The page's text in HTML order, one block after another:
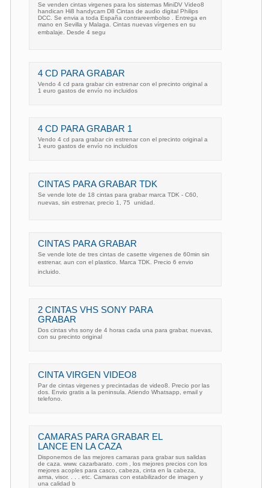
Se venden cintas virgenes para los sistemas MiniDV Video8
handican Hi8 handycam D8 Cintas de audio digital Philips
DCC. Se envia a toda España contrareembolso . Entrega en
mano en Sevilla y Malaga. Cintas nuevas vírgenes en su
embalaje. Desde 4 segu
4 CD PARA GRABAR
Vendo 4 cd para grabar cin estrenar con el precinto original a
1 euro gastos de envío no incluidos
4 CD PARA GRABAR 1
Vendo 4 cd para grabar cin estrenar con el precinto original a
1 euro gastos de envío no incluidos
CINTAS PARA GRABAR TDK
Se vende lote de 18 cintas para grabar marca TDK - C60,
nuevas, sin estrenar, precio 1, 75  unidad.
CINTAS PARA GRABAR
Se vende lote de tres cintas de casette virgenes de 60min sin
estrenar, aun con el plastico. Marca TDK. Precio 6 envio
incluido.
2 CINTAS VHS SONY PARA
GRABAR
Dos cintas vhs sony de 4 horas cada una para grabar, nuevas,
con su precinto original
CINTA VIRGEN VIDEO8
Par de cintas virgenes y precintadas de video8. Precio por las
dos. Envio gratis a la peninsula. Atiendo Whatsapp, email y
telefono.
CAMARAS PARA GRABAR EL
LANCE EN LA CAZA
Disponemos de las mejores camaras para grabar sus salidas
de caza. www. cazarbarato. com , los mejores precios con los
mejores acoples para casco, cabeza, cinta en la cabeza,
arma, visor. . . . etc. Camaras con estabilizador de imagen y
una calidad b